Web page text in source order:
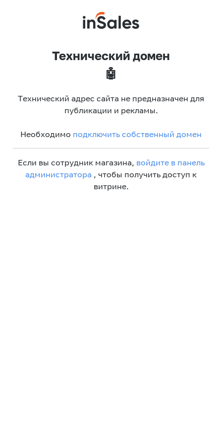
Технический домен
🤖
Технический адрес сайта не предназначен для
публикации и рекламы.
Необходимо подключить собственный домен
Если вы сотрудник магазина, войдите в панель
администратора , чтобы получить доступ к
витрине.